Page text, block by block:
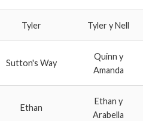
Tyler Tyler y Nell
Sutton's Way
Quinn y
Amanda
Ethan
Ethan y
Arabella